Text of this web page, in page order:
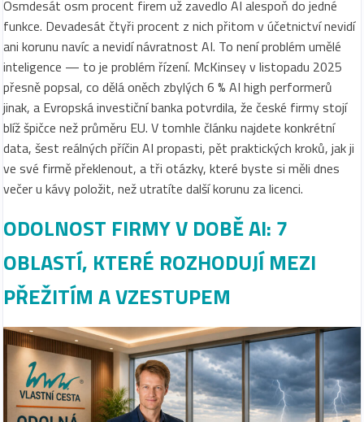
Osmdesát osm procent firem už zavedlo AI alespoň do jedné
funkce. Devadesát čtyři procent z nich přitom v účetnictví nevidí
ani korunu navíc a nevidí návratnost AI. To není problém umělé
inteligence — to je problém řízení. McKinsey v listopadu 2025
přesně popsal, co dělá oněch zbylých 6 % AI high performerů
jinak, a Evropská investiční banka potvrdila, že české firmy stojí
blíž špičce než průměru EU. V tomhle článku najdete konkrétní
data, šest reálných příčin AI propasti, pět praktických kroků, jak ji
ve své firmě překlenout, a tři otázky, které byste si měli dnes
večer u kávy položit, než utratíte další korunu za licenci.
ODOLNOST FIRMY V DOBĚ AI: 7
OBLASTÍ, KTERÉ ROZHODUJÍ MEZI
PŘEŽITÍM A VZESTUPEM